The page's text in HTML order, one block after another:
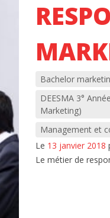
Bachelor
DEESMA 3°
Marketing)
Management et
Le 13 janvier 2018
Le métier de